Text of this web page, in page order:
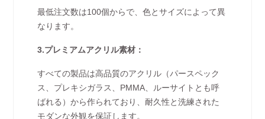
最低注文数は100個からで、色とサイズによって異
なります。
3.プレミアムアクリル素材：
すべての製品は高品質のアクリル（パースペック
ス、プレキシガラス、PMMA、ルーサイトとも呼
ばれる）から作られており、耐久性と洗練された
モダンな外観を保証します。